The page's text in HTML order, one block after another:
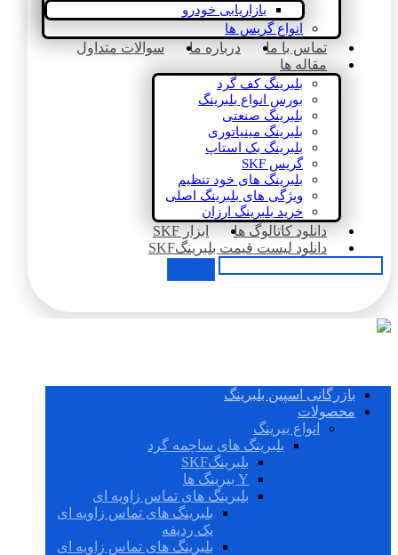
بازاریابی خودرو
انواع گریس ها
تماس با ما درباره ما
سوالات متداول
مقاله ها
بلبرینگ کف گرد
بورس انواع بلبرینگ
بلبرینگ صنعتی
بلبرینگ مینیاتوری
بلبرینگ بک استاپ
گریس SKF
بلبرینگ های خود تنظیم
ویژگی های بلبرینگ اصلی
خرید بلبرینگ ارزان
دانلود کاتالوگ ها
ابزار SKF
دانلود لیست قیمت بلبرینگSKF
بازرگانی اسپین بلبرینگ
محصولات
انواع بیرینگ
بلبرینگ های ساچمه گرد
بلبرینگSKF
Y بیرینگ ها
بلبرینگ های تماس زاویه ای
بلبرینگ های تماس زاویه ای
یک ردیفه
بلبرینگ های تماس زاویه ای